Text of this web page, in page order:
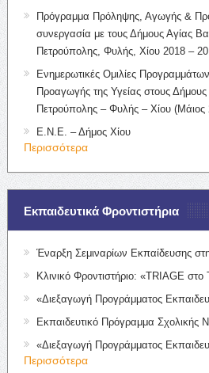
Πρόγραμμα Πρόληψης, Αγωγής &
συνεργασία με τους Δήμους Αγίας
Πετρούπολης, Φυλής, Χίου 2018 –
Ενημερωτικές Ομιλίες
Προαγωγής της Υγείας στους
Πετρούπολης – Φυλής – Χίου (Μάιος
Ε.Ν.Ε. – Δήμος Χίου
Περισσότερα
Εκπαιδευτικά Φροντιστήρια
Έναρξη Σεμιναρίων Εκπαίδευσης
Κλινικό Φροντιστήριο: «TRIAGE
«Διεξαγωγή Προγράμματος
Εκπαιδευτικό Πρόγραμμα Σχολικής
«Διεξαγωγή Προγράμματος
Περισσότερα